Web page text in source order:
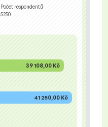
Počet respondentů
5250
39 108,00 Kč
41 250,00 Kč